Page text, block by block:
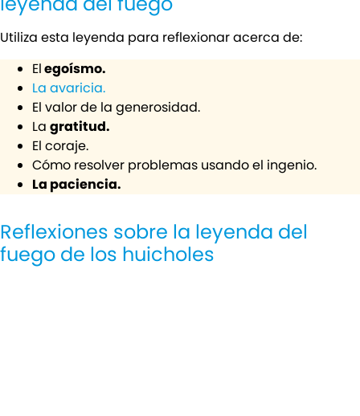
Utiliza esta leyenda para reflexionar acerca de:
Elegoísmo.
La avaricia.
El valor de la generosidad.
La gratitud.
El coraje.
Cómo resolver problemas usando el ingenio.
La paciencia.
Reflexiones sobre la leyenda del
fuego de los huicholes